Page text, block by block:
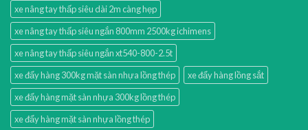
xe nâng tay thấp siêu dài 2m càng hẹp
xe nâng tay thấp siêu ngắn 800mm 2500kg ichimens
xe nâng tay thấp siêu ngắn xt540-800-2.5t
xe đẩy hàng 300kg mặt sàn nhựa lồng thép
xe đẩy hàng lồng sắt
xe đẩy hàng mặt sàn nhựa 300kg lồng thép
xe đẩy hàng mặt sàn nhựa lồng thép